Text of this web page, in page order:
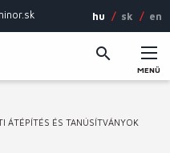
hu sk en
MENÜ
ÁTÉPÍTÉS ÉS TANÚSÍTVÁNYOK